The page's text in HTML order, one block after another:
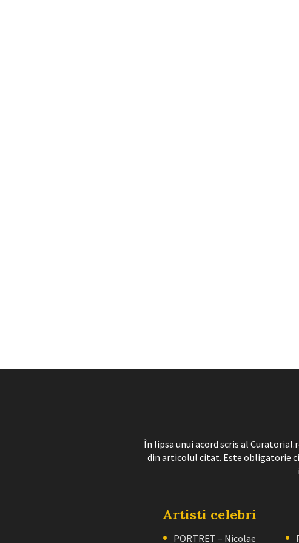
În lipsa unui acord scris al
din articolul citat. Este obligatorie
Artisti celebri
PORTRET – Nicolae